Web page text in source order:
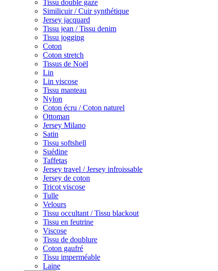
Tissu double gaze
Similicuir / Cuir synthétique
Jersey jacquard
Tissu jean / Tissu denim
Tissu jogging
Coton
Coton stretch
Tissus de Noël
Lin
Lin viscose
Tissu manteau
Nylon
Coton écru / Coton naturel
Ottoman
Jersey Milano
Satin
Tissu softshell
Suédine
Taffetas
Jersey travel / Jersey infroissable
Jersey de coton
Tricot viscose
Tulle
Velours
Tissu occultant / Tissu blackout
Tissu en feutrine
Viscose
Tissu de doublure
Coton gaufré
Tissu imperméable
Laine